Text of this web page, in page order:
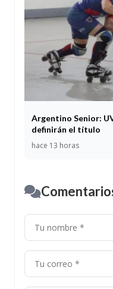
Argentino Senior:
definirán el título
hace 13 horas